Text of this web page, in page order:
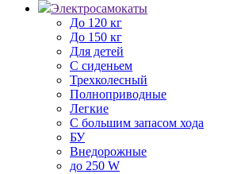
Электросамокаты
До 120 кг
До 150 кг
Для детей
С сиденьем
Трехколесный
Полноприводные
Легкие
С большим запасом хода
БУ
Внедорожные
до 250 W